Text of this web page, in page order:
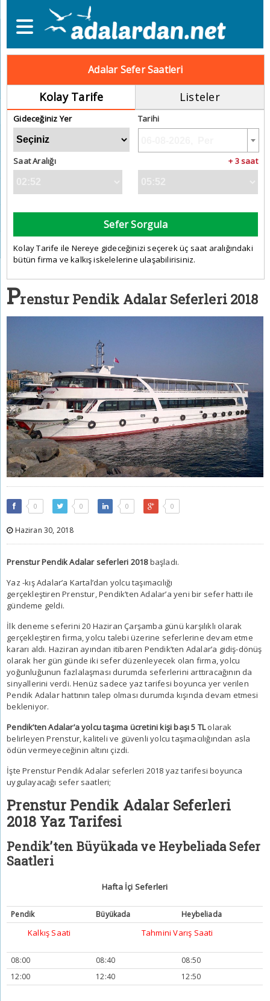
Adalar Sefer Saatleri
Kolay Tarife Listeler
Gideceğiniz Yer Tarihi
Saat Aralığı + 3 saat
Sefer Sorgula
Kolay Tarife ile Nereye gideceğinizi seçerek üç saat aralığındaki
bütün firma ve kalkış iskelelerine ulaşabilirisiniz.
Prenstur Pendik Adalar Seferleri 2018
0 0 0 0
Haziran 30, 2018
Prenstur Pendik Adalar seferleri 2018başladı.
Yaz -kış Adalar’a Kartal’dan yolcu taşımacılığı
gerçekleştiren Prenstur, Pendik’ten Adalar’a yeni bir sefer hattı ile
gündeme geldi.
İlk deneme seferini 20 Haziran Çarşamba günü karşılıklı olarak
gerçekleştiren firma, yolcu talebi üzerine seferlerine devam etme
kararı aldı. Haziran ayından itibaren Pendik’ten Adalar’a gidiş-dönüş
olarak her gün günde iki sefer düzenleyecek olan firma, yolcu
yoğunluğunun fazlalaşması durumda seferlerini arttıracağının da
sinyallerini verdi. Henüz sadece yaz tarifesi boyunca yer verilen
Pendik Adalar hattının talep olması durumda kışında devam etmesi
bekleniyor.
Pendik’ten Adalar’a yolcu taşıma ücretini kişi başı 5 TLolarak
belirleyen Prenstur, kaliteli ve güvenli yolcu taşımacılığından asla
ödün vermeyeceğinin altını çizdi.
İşte Prenstur Pendik Adalar seferleri 2018 yaz tarifesi boyunca
uygulayacağı sefer saatleri;
Prenstur Pendik Adalar Seferleri
2018 Yaz Tarifesi
Pendik’ten Büyükada ve Heybeliada Sefer
Saatleri
Hafta İçi Seferleri
Pendik Büyükada Heybeliada
Kalkış Saati Tahmini Varış Saati
08:00 08:40
08:50
12:00
12:40 12:50